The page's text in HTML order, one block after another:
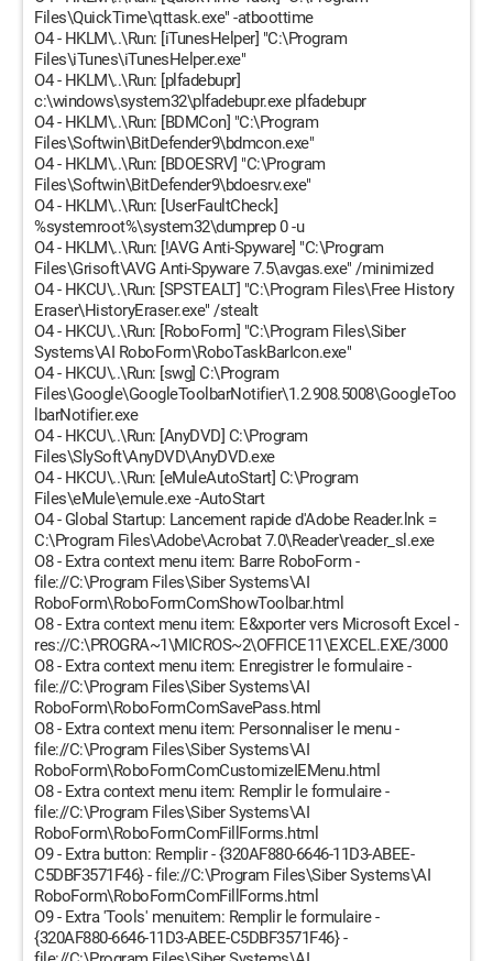
Files\QuickTime\qttask.exe" -atboottime
O4 - HKLM\..\Run: [iTunesHelper] "C:\Program
Files\iTunes\iTunesHelper.exe"
O4 - HKLM\..\Run: [plfadebupr]
c:\windows\system32\plfadebupr.exe plfadebupr
O4 - HKLM\..\Run: [BDMCon] "C:\Program
Files\Softwin\BitDefender9\bdmcon.exe"
O4 - HKLM\..\Run: [BDOESRV] "C:\Program
Files\Softwin\BitDefender9\bdoesrv.exe"
O4 - HKLM\..\Run: [UserFaultCheck]
%systemroot%\system32\dumprep 0 -u
O4 - HKLM\..\Run: [!AVG Anti-Spyware] "C:\Program
Files\Grisoft\AVG Anti-Spyware 7.5\avgas.exe" /minimized
O4 - HKCU\..\Run: [SPSTEALT] "C:\Program Files\Free History
Eraser\HistoryEraser.exe" /stealt
O4 - HKCU\..\Run: [RoboForm] "C:\Program Files\Siber
Systems\AI RoboForm\RoboTaskBarIcon.exe"
O4 - HKCU\..\Run: [swg] C:\Program
Files\Google\GoogleToolbarNotifier\1.2.908.5008\GoogleToo
lbarNotifier.exe
O4 - HKCU\..\Run: [AnyDVD] C:\Program
Files\SlySoft\AnyDVD\AnyDVD.exe
O4 - HKCU\..\Run: [eMuleAutoStart] C:\Program
Files\eMule\emule.exe -AutoStart
O4 - Global Startup: Lancement rapide d'Adobe Reader.lnk =
C:\Program Files\Adobe\Acrobat 7.0\Reader\reader_sl.exe
O8 - Extra context menu item: Barre RoboForm -
file://C:\Program Files\Siber Systems\AI
RoboForm\RoboFormComShowToolbar.html
O8 - Extra context menu item: E&xporter vers Microsoft Excel -
res://C:\PROGRA~1\MICROS~2\OFFICE11\EXCEL.EXE/3000
O8 - Extra context menu item: Enregistrer le formulaire -
file://C:\Program Files\Siber Systems\AI
RoboForm\RoboFormComSavePass.html
O8 - Extra context menu item: Personnaliser le menu -
file://C:\Program Files\Siber Systems\AI
RoboForm\RoboFormComCustomizeIEMenu.html
O8 - Extra context menu item: Remplir le formulaire -
file://C:\Program Files\Siber Systems\AI
RoboForm\RoboFormComFillForms.html
O9 - Extra button: Remplir - {320AF880-6646-11D3-ABEE-
C5DBF3571F46} - file://C:\Program Files\Siber Systems\AI
RoboForm\RoboFormComFillForms.html
O9 - Extra 'Tools' menuitem: Remplir le formulaire -
{320AF880-6646-11D3-ABEE-C5DBF3571F46} -